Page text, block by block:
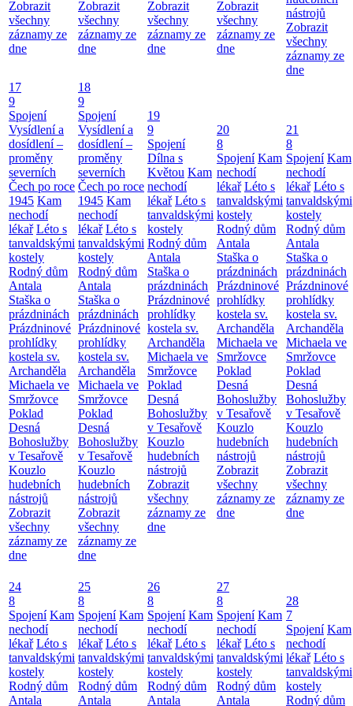
Zobrazit
všechny
záznamy ze
dne
Zobrazit
všechny
záznamy ze
dne
Zobrazit
všechny
záznamy ze
dne
Zobrazit
všechny
záznamy ze
dne
nástrojů
Zobrazit
všechny
záznamy ze
dne
17
9
Spojení
Vysídlení a
dosídlení –
proměny
severních
Čech po roce
1945 Kam
nechodí
lékař Léto s
tanvaldskými
kostely
Rodný dům
Antala
Staška o
prázdninách
Prázdninové
prohlídky
kostela sv.
Archanděla
Michaela ve
Smržovce
Poklad
Desná
Bohoslužby
v Tesařově
Kouzlo
hudebních
nástrojů
Zobrazit
všechny
záznamy ze
dne
18
9
Spojení
Vysídlení a
dosídlení –
proměny
severních
Čech po roce
1945 Kam
nechodí
lékař Léto s
tanvaldskými
kostely
Rodný dům
Antala
Staška o
prázdninách
Prázdninové
prohlídky
kostela sv.
Archanděla
Michaela ve
Smržovce
Poklad
Desná
Bohoslužby
v Tesařově
Kouzlo
hudebních
nástrojů
Zobrazit
všechny
záznamy ze
dne
19
9
Spojení
Dílna s
Květou Kam
nechodí
lékař Léto s
tanvaldskými
kostely
Rodný dům
Antala
Staška o
prázdninách
Prázdninové
prohlídky
kostela sv.
Archanděla
Michaela ve
Smržovce
Poklad
Desná
Bohoslužby
v Tesařově
Kouzlo
hudebních
nástrojů
Zobrazit
všechny
záznamy ze
dne
20
8
Spojení Kam
nechodí
lékař Léto s
tanvaldskými
kostely
Rodný dům
Antala
Staška o
prázdninách
Prázdninové
prohlídky
kostela sv.
Archanděla
Michaela ve
Smržovce
Poklad
Desná
Bohoslužby
v Tesařově
Kouzlo
hudebních
nástrojů
Zobrazit
všechny
záznamy ze
dne
21
8
Spojení Kam
nechodí
lékař Léto s
tanvaldskými
kostely
Rodný dům
Antala
Staška o
prázdninách
Prázdninové
prohlídky
kostela sv.
Archanděla
Michaela ve
Smržovce
Poklad
Desná
Bohoslužby
v Tesařově
Kouzlo
hudebních
nástrojů
Zobrazit
všechny
záznamy ze
dne
24
8
Spojení Kam
nechodí
lékař Léto s
tanvaldskými
kostely
Rodný dům
Antala
25
8
Spojení Kam
nechodí
lékař Léto s
tanvaldskými
kostely
Rodný dům
Antala
26
8
Spojení Kam
nechodí
lékař Léto s
tanvaldskými
kostely
Rodný dům
Antala
27
8
Spojení Kam
nechodí
lékař Léto s
tanvaldskými
kostely
Rodný dům
Antala
28
7
Spojení Kam
nechodí
lékař Léto s
tanvaldskými
kostely
Rodný dům